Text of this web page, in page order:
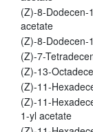
(Z)-8-Dodecen-
acetate
(Z)-8-Dodecen-
(Z)-7-
(Z)-13-
(Z)-11-
(Z)-11-
1-yl acetate